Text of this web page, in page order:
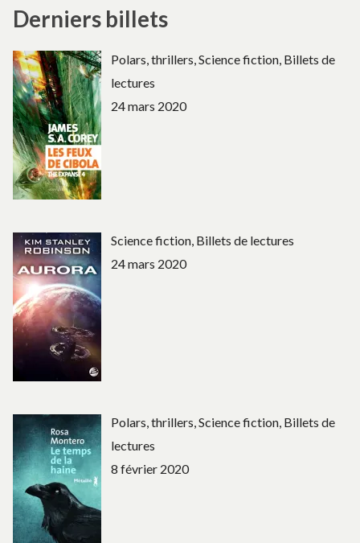
Derniers billets
Polars, thrillers, Science fiction, Billets de
lectures
24 mars 2020
Science fiction, Billets de lectures
24 mars 2020
Polars, thrillers, Science fiction, Billets de
lectures
8 février 2020